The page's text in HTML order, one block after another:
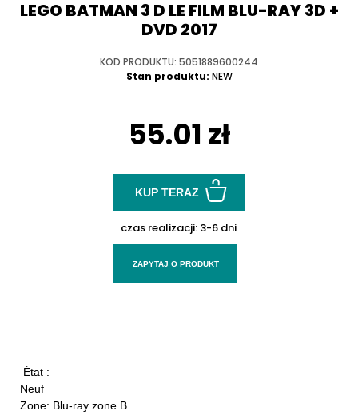
LEGO BATMAN 3 D LE FILM BLU-RAY 3D +
DVD 2017
KOD PRODUKTU: 5051889600244
Stan produktu: NEW
55.01 zł
KUP TERAZ
czas realizacji: 3-6 dni
ZAPYTAJ O PRODUKT
État :
Neuf
Zone: Blu-ray zone B